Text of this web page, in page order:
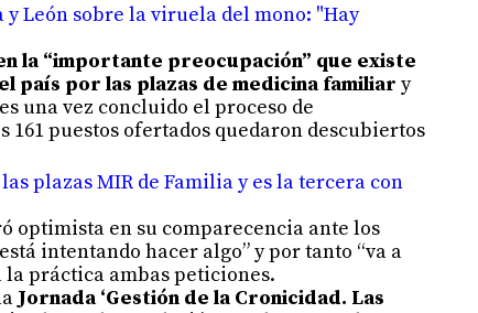
y León sobre la viruela del mono: "Hay
la “importante preocupación” que existe
país por las plazas de medicina familiar y
una vez concluido el proceso de
161 puestos ofertados quedaron descubiertos
plazas MIR de Familia y es la tercera con
optimista en su comparecencia ante los
intentando hacer algo” y por tanto “va a
práctica ambas peticiones.
Jornada ‘Gestión de la Cronicidad. Las